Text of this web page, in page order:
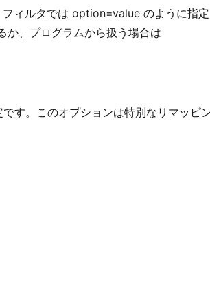
ィルタでは option=value のように指定
か、プログラムから扱う場合は
す。このオプションは特別なリマッピ